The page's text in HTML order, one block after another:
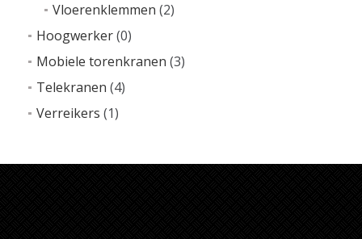
Vloerenklemmen (2)
Hoogwerker(0)
Mobiele torenkranen (3)
Telekranen (4)
Verreikers (1)